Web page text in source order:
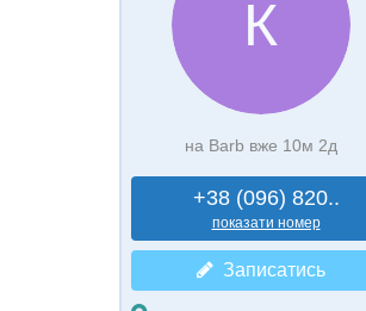
К
на Barb вже 10м 2д
+38 (096) 820..
показати номер
Записатись